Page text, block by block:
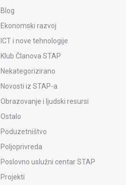
Blog
Ekonomski razvoj
ICT i nove tehnologije
Klub Članova STAP
Nekategorizirano
Novosti iz STAP-a
Obrazovanje i ljudski resursi
Ostalo
Poduzetništvo
Poljoprivreda
Poslovno uslužni centar STAP
Projekti